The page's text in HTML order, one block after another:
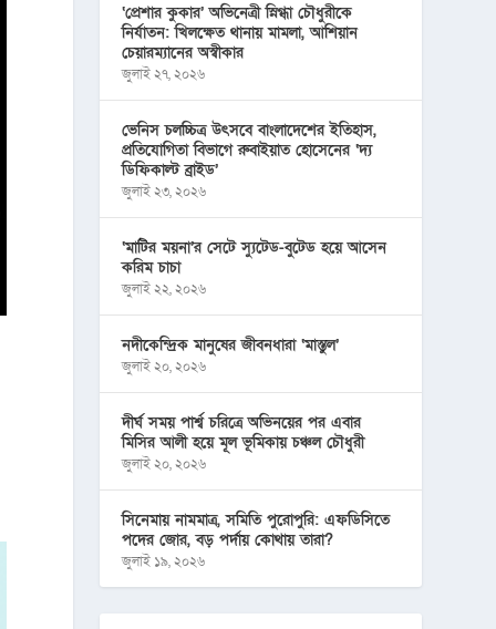
‘প্রেশার কুকার’ অভিনেত্রী স্নিগ্ধা চৌধুরীকে
নির্যাতন: খিলক্ষেত থানায় মামলা, আশিয়ান
চেয়ারম্যানের অস্বীকার
জুলাই ২৭, ২০২৬
ভেনিস চলচ্চিত্র উৎসবে বাংলাদেশের ইতিহাস,
প্রতিযোগিতা বিভাগে রুবাইয়াত হোসেনের ‘দ্য
ডিফিকাল্ট ব্রাইড’
জুলাই ২৩, ২০২৬
‘মাটির ময়না’র সেটে স্যুটেড-বুটেড হয়ে আসেন
করিম চাচা
জুলাই ২২, ২০২৬
নদীকেন্দ্রিক মানুষের জীবনধারা ‘মাস্তুল’
জুলাই ২০, ২০২৬
দীর্ঘ সময় পার্শ্ব চরিত্রে অভিনয়ের পর এবার
মিসির আলী হয়ে মূল ভূমিকায় চঞ্চল চৌধুরী
জুলাই ২০, ২০২৬
সিনেমায় নামমাত্র, সমিতি পুরোপুরি: এফডিসিতে
পদের জোর, বড় পর্দায় কোথায় তারা?
জুলাই ১৯, ২০২৬